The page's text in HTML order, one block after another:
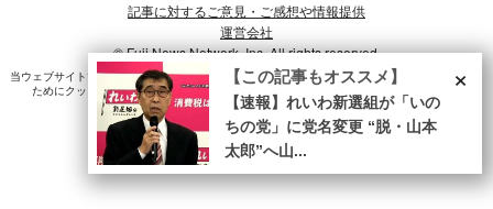
記事に対するご意見・ご感想や情報提供
運営会社
© Fuji News Network, Inc. All rights reserved.
当ウェブサイトでは、ユーザのニーズ・興味・関⼼に合致したコンテンツや広告配信を提供する
ためにクッキーを使⽤しています。詳細は、
プライバシーポリシー をご確認ください。×
【この記事もオススメ】
【速報】れいわ新選組が「いの
ちの党」に党名変更 “脱・山本
太郎”へ山...